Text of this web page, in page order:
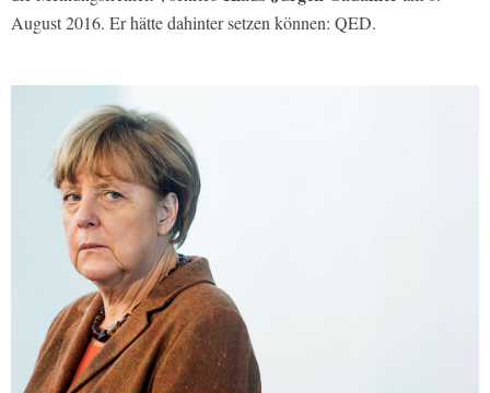
August 2016. Er hätte dahinter setzen können: QED.